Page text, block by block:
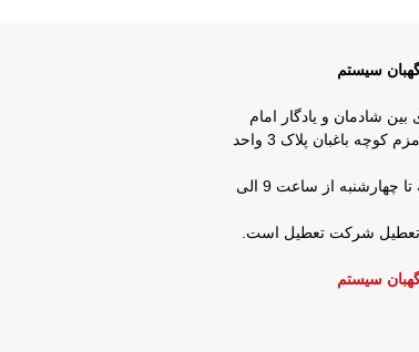
سیستم
بین شادمان و یادگار امام
روبروی شرکت زمزم کوچه باغبان پلاک 3 واحد
ساعات کار : شنبه تا چهارشنبه از ساعت 9 الی
تعطیل شرکت تعطیل است.
سیستم